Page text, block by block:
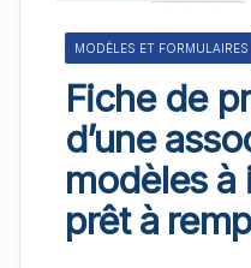
MODÈLES ET FORMULAIRES
Fiche de
d’une
modèles à
prêt à